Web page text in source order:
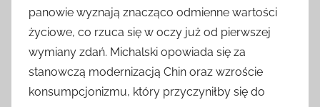
panowie wyznają znacząco odmienne wartości
życiowe, co rzuca się w oczy już od pierwszej
wymiany zdań. Michalski opowiada się za
stanowczą modernizacją Chin oraz wzroście
konsumpcjonizmu, który przyczyniłby się do